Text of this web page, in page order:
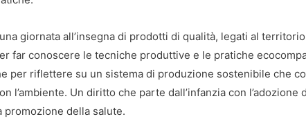
giornata all’insegna di prodotti di qualità, legati al
far conoscere le tecniche produttive e le pratiche
per riflettere su un sistema di produzione sostenibile che
l’ambiente. Un diritto che parte dall’infanzia con l’adozione
della salute.